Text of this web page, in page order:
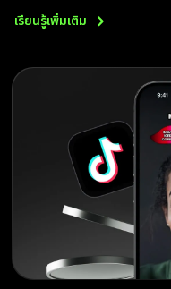
เรียนรู้เพิ่มเติม